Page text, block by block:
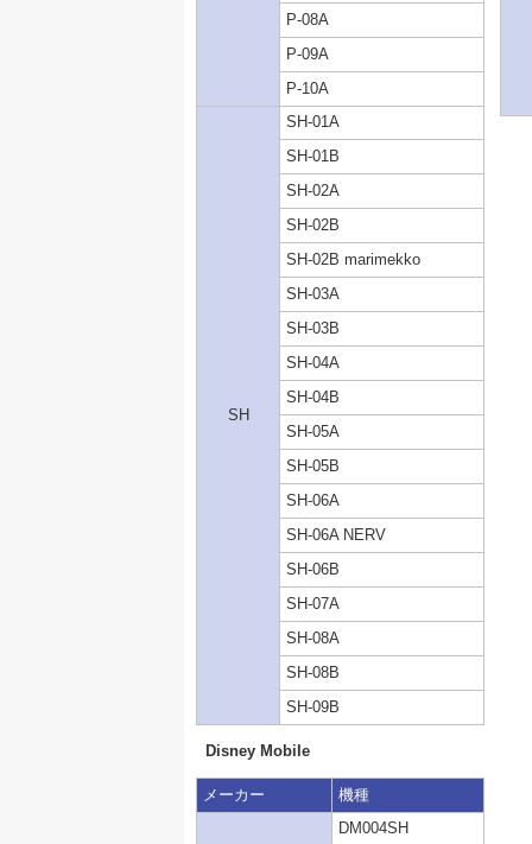
P-08A
P-09A
P-10A
SH
SH-01A
SH-01B
SH-02A
SH-02B
SH-02B marimekko
SH-03A
SH-03B
SH-04A
SH-04B
SH-05A
SH-05B
SH-06A
SH-06A NERV
SH-06B
SH-07A
SH-08A
SH-08B
SH-09B
Disney Mobile
メーカー 機種
DM004SH